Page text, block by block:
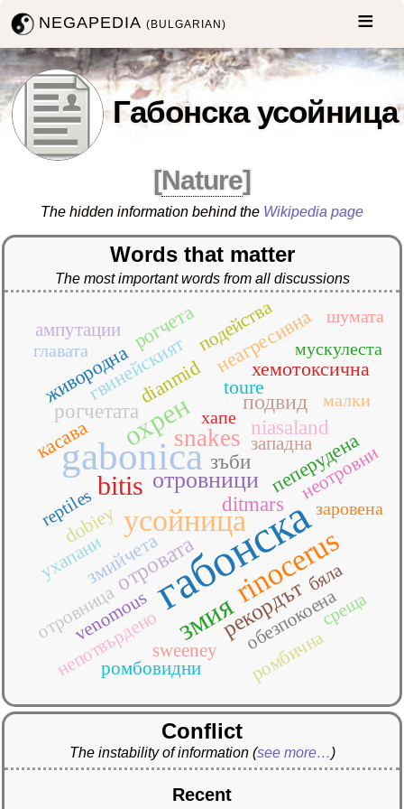
NEGAPEDIA(BULGARIAN)
Габонска усойница
[Nature]
The hidden information behind the Wikipedia page
Words that matter
The most important words from all discussions
габонска
gabonica
rinocerus
усойница
змия
охрен
bitis
snakes
отровници
отровата
рекордът
подвид
ditmars
niasaland
зъби
рогчетата
dianmid
dobiey
toure
гвинейският
живородна
змийчета
касава
неагресивна
пеперудена
рогчета
хемотоксична
sweeney
venomous
ампутации
бяла
западнанеотровни
непотвърдено обезпокоена
отровница
подейства
ромбична
ромбовидни
ухапани
reptiles
главата
заровена
малки
мускулеста
среща
хапе
шумата
Conflict
The instability of information (see more…)
Recent